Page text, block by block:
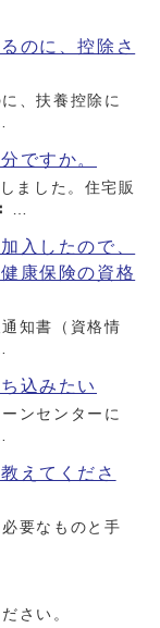
のに、控除さ
、扶養控除に
ですか。
ました。住宅販
…
入したので、
康保険の資格
知書（資格情
込みたい
ンセンターに
えてくださ
要なものと手
さい。